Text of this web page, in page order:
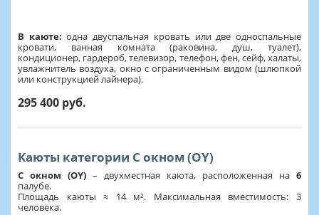
В каюте: одна двуспальная кровать или две односпальные
кровати, ванная комната (раковина, душ, туалет),
кондиционер, гардероб, телевизор, телефон, фен, сейф, халаты,
увлажнитель воздуха, окно с ограниченным видом (шлюпкой
или конструкцией лайнера).
295 400 руб.
Каюты категории С окном (OY)
С окном (OY) – двухместная каюта, расположенная на 6
палубе.
Площадь каюты ≈ 14 м². Максимальная вместимость: 3
человека.